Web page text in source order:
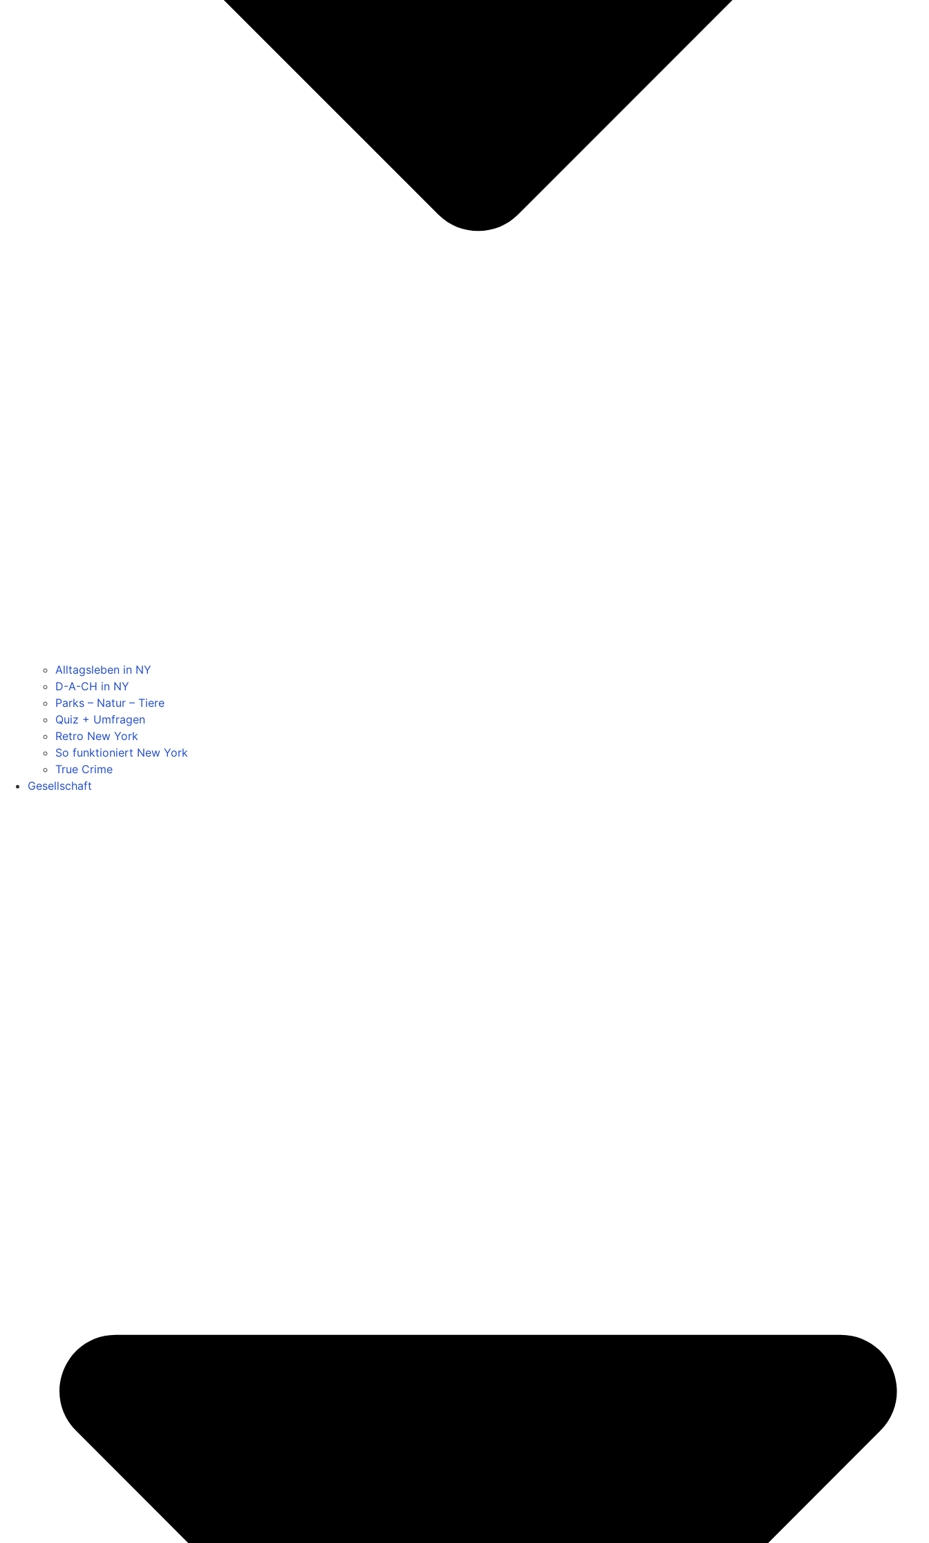
Alltagsleben in NY
D-A-CH in NY
Parks – Natur – Tiere
Quiz + Umfragen
Retro New York
So funktioniert New York
True Crime
Gesellschaft